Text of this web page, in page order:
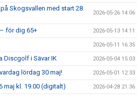
Skogsvallen med start 28
2026-05-26 14:06
för dig 65+ 2026-05-13 14:11
2026-05-11 16:35
Discgolf i Sävar IK 2026-05-04 15:03
lördag 30 maj! 2026-05-01 12:33
maj kl. 19.00 (digitalt) 2026-04-28 21:36